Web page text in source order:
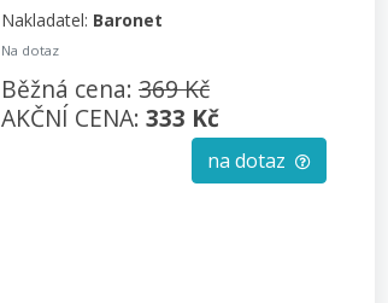
Nakladatel: Baronet
Na dotaz
Běžná cena: 369 Kč
AKČNÍ CENA: 333 Kč
na dotaz